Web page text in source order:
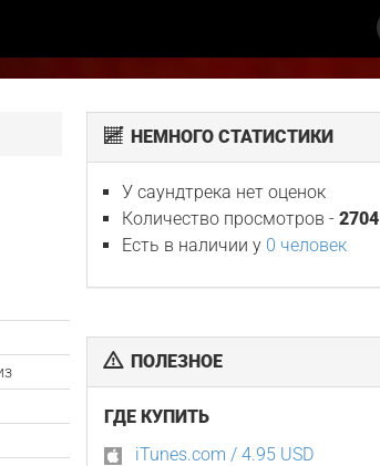
НЕМНОГО СТАТИСТИКИ
У саундтрека нет оценок
Количество просмотров -2704
Есть в наличии у 0 человек
ПОЛЕЗНОЕ
ГДЕ КУПИТЬ
iTunes.com / 4.95 USD